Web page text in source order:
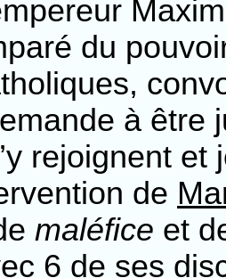
du
à être
rejoignent et
de
maléfice et
6 de ses